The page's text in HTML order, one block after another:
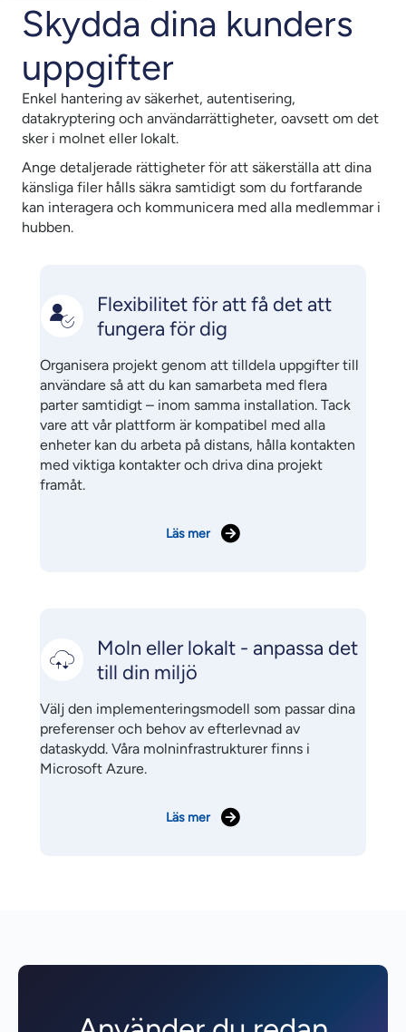
Skydda dina kunders
uppgifter
Enkel hantering av säkerhet, autentisering,
datakryptering och användarrättigheter, oavsett om det
sker i molnet eller lokalt.
Ange detaljerade rättigheter för att säkerställa att dina
känsliga filer hålls säkra samtidigt som du fortfarande
kan interagera och kommunicera med alla medlemmar i
hubben.
Flexibilitet för att få det att
fungera för dig
Organisera projekt genom att tilldela uppgifter till
användare så att du kan samarbeta med flera
parter samtidigt – inom samma installation. Tack
vare att vår plattform är kompatibel med alla
enheter kan du arbeta på distans, hålla kontakten
med viktiga kontakter och driva dina projekt
framåt.
Läs mer
Moln eller lokalt - anpassa det
till din miljö
Välj den implementeringsmodell som passar dina
preferenser och behov av efterlevnad av
dataskydd. Våra molninfrastrukturer finns i
Microsoft Azure.
Läs mer